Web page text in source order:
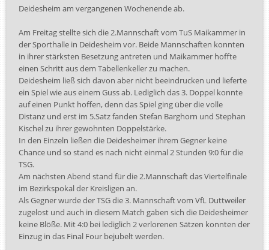
Deidesheim am vergangenen Wochenende ab.
Am Freitag stellte sich die 2.Mannschaft vom TuS Maikammer in
der Sporthalle in Deidesheim vor. Beide Mannschaften konnten
in ihrer stärksten Besetzung antreten und Maikammer hoffte
einen Schritt aus dem Tabellenkeller zu machen.
Deidesheim ließ sich davon aber nicht beeindrucken und lieferte
ein Spiel wie aus einem Guss ab. Lediglich das 3. Doppel konnte
auf einen Punkt hoffen, denn das Spiel ging über die volle
Distanz und erst im 5.Satz fanden Stefan Barghorn und Stephan
Kischel zu ihrer gewohnten Doppelstärke.
In den Einzeln ließen die Deidesheimer ihrem Gegner keine
Chance und so stand es nach nicht einmal 2 Stunden 9:0 für die
TSG.
Am nächsten Abend stand für die 2.Mannschaft das Viertelfinale
im Bezirkspokal der Kreisligen an.
Als Gegner wurde der TSG die 3. Mannschaft vom VfL Duttweiler
zugelost und auch in diesem Match gaben sich die Deidesheimer
keine Blöße. Mit 4:0 bei lediglich 2 verlorenen Sätzen konnten der
Einzug in das Final Four bejubelt werden.